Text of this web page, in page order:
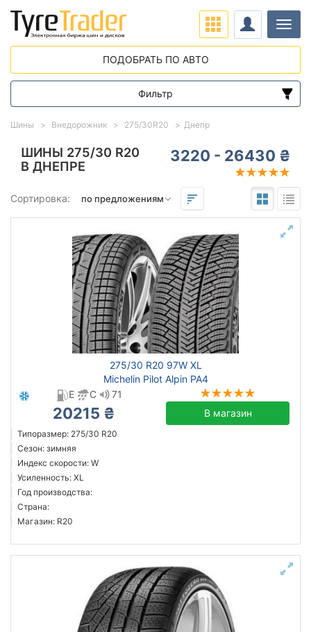
ШИНЫ 275/30 R20
В ДНЕПРЕ
3220 - 26430 ₴
Сортировка:
275/30 R20 97W XL
Michelin Pilot Alpin PA4
E
C 71
20215 ₴ В магазин
Типоразмер: 275/30 R20
Сезон: зимняя
Индекс скорости: W
Усиленность: XL
Год производства:
Страна:
Магазин: R20
Шины Внедорожник 275/30R20 Днепр
ПОДОБРАТЬ ПО АВТО
Фильтр
Диапазон цен
от
Hankook
Bridgestone
Pirelli
Atlander
Все бренды
Усиленная шина